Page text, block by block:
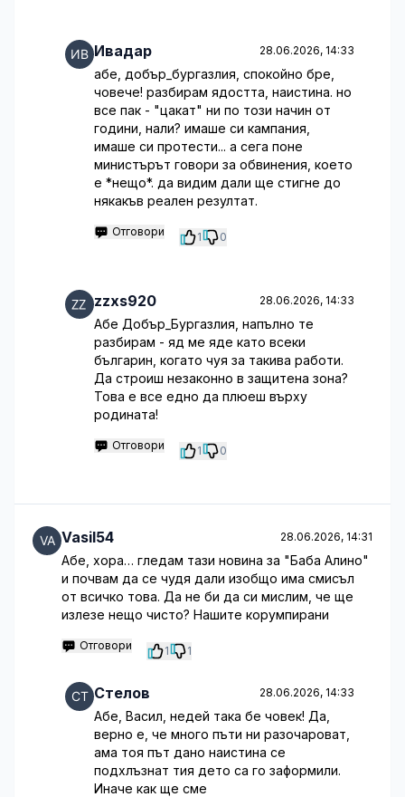
Ивадар 28.06.2026, 14:33
абе, добър_бургазлия, спокойно бре,
човече! разбирам ядостта, наистина. но
все пак - "цакат" ни по този начин от
години, нали? имаше си кампания,
имаше си протести... а сега поне
министърът говори за обвинения, което
е *нещо*. да видим дали ще стигне до
някакъв реален резултат.
Отговори 1 0
zzxs920 28.06.2026, 14:33
Абе Добър_Бургазлия, напълно те
разбирам - яд ме яде като всеки
българин, когато чуя за такива работи.
Да строиш незаконно в защитена зона?
Това е все едно да плюеш върху
родината!
Отговори 1 0
Vasil54 28.06.2026, 14:31
Абе, хора… гледам тази новина за "Баба Алино"
и почвам да се чудя дали изобщо има смисъл
от всичко това. Да не би да си мислим, че ще
излезе нещо чисто? Нашите корумпирани
Отговори 1 1
Стелов 28.06.2026, 14:33
Абе, Васил, недей така бе човек! Да,
верно е, че много пъти ни разочароват,
ама тоя път дано наистина се
подхлъзнат тия дето са го заформили.
Иначе как ще сме